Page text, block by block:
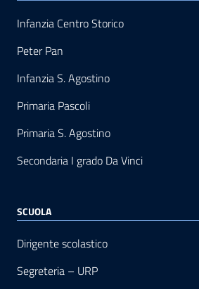
Infanzia Centro Storico
Peter Pan
Infanzia S. Agostino
Primaria Pascoli
Primaria S. Agostino
Secondaria I grado Da Vinci
SCUOLA
Dirigente scolastico
Segreteria – URP